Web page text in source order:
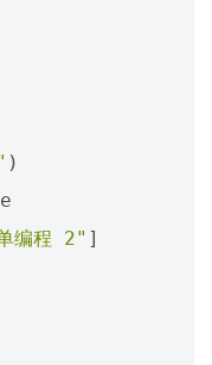
)
编程 2" ]